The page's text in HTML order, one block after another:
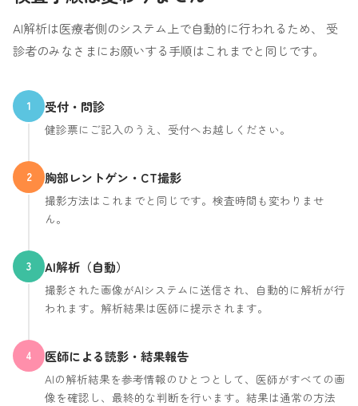
AI解析は医療者側のシステム上で自動的に行われるため、 受
診者のみなさまにお願いする手順はこれまでと同じです。
1 受付・問診
健診票にご記入のうえ、受付へお越しください。
2 胸部レントゲン・CT撮影
撮影方法はこれまでと同じです。検査時間も変わりませ
ん。
3 AI解析（自動）
撮影された画像がAIシステムに送信され、自動的に解析が行
われます。解析結果は医師に提示されます。
4 医師による読影・結果報告
AIの解析結果を参考情報のひとつとして、医師がすべての画
像を確認し、最終的な判断を行います。結果は通常の方法